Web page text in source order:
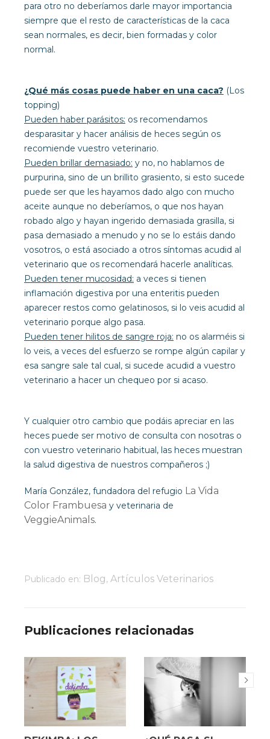
para otro no deberíamos darle mayor importancia
siempre que el resto de características de la caca
sean normales, es decir, bien formadas y color
normal.
¿Qué más cosas puede haber en una caca? (Los
topping)
Pueden haber parásitos: os recomendamos
desparasitar y hacer análisis de heces según os
recomiende vuestro veterinario.
Pueden brillar demasiado: y no, no hablamos de
purpurina, sino de un brillito grasiento, si esto sucede
puede ser que les hayamos dado algo con mucho
aceite aunque no deberíamos, o que nos hayan
robado algo y hayan ingerido demasiada grasilla, si
pasa demasiado a menudo y no se lo estáis dando
vosotros, o está asociado a otros síntomas acudid al
veterinario que os recomendará hacerle analíticas.
Pueden tener mucosidad: a veces si tienen
inflamación digestiva por una enteritis pueden
aparecer restos como gelatinosos, si lo veis acudid al
veterinario porque algo pasa.
Pueden tener hilitos de sangre roja: no os alarméis si
lo veis, a veces del esfuerzo se rompe algún capilar y
esa sangre sale tal cual, si sucede acudid a vuestro
veterinario a hacer un chequeo por si acaso.
Y cualquier otro cambio que podáis apreciar en las
heces puede ser motivo de consulta con nosotras o
con vuestro veterinario habitual, las heces muestran
la salud digestiva de nuestros compañeros ;)
María González, fundadora del refugio La Vida
Color Frambuesa y veterinaria de
VeggieAnimals.
Publicado en: Blog, Artículos Veterinarios
Publicaciones relacionadas